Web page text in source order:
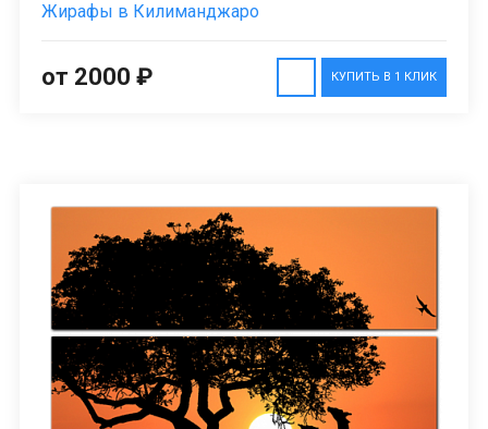
Жирафы в Килиманджаро
КУПИТЬ В 1 КЛИК
от 2000 ₽